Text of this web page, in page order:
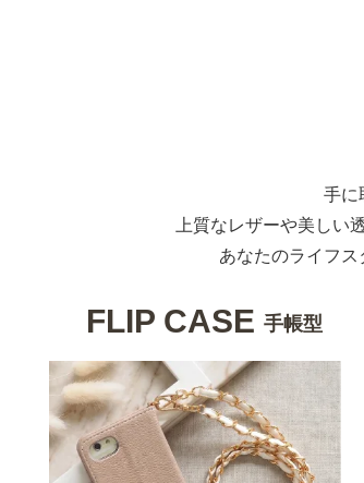
手に
上質なレザーや美しい
あなたのライフス
FLIP CASE 手帳型